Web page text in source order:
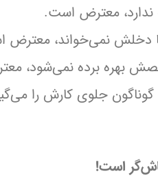
معترض است.
دخلش نمی‌خواند، معترض
بهره برده نمی‌شود،
جلوی کارش را
است!